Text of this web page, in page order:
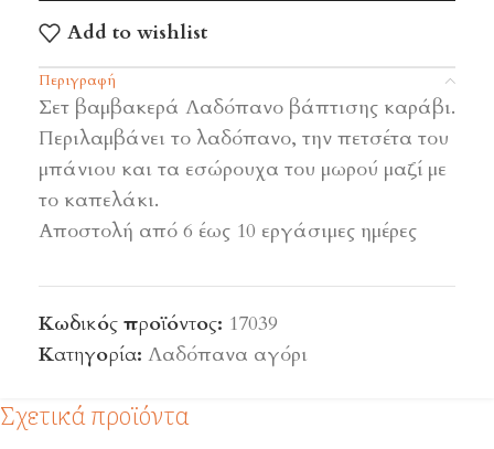
Add to wishlist
Περιγραφή
Σετ βαμβακερά Λαδόπανο βάπτισης καράβι.
Περιλαμβάνει το λαδόπανο, την πετσέτα του
μπάνιου και τα εσώρουχα του μωρού μαζί με
το καπελάκι.
Αποστολή από 6 έως 10 εργάσιμες ημέρες
Κωδικός προϊόντος: 17039
Κατηγορία: Λαδόπανα αγόρι
Σχετικά προϊόντα